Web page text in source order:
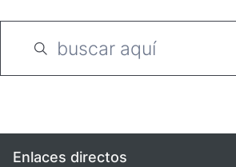
Enlaces directos